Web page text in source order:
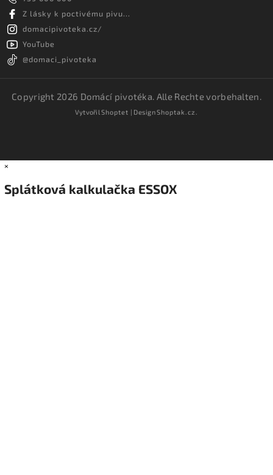
Z lásky k poctivému pivu...
domacipivoteka.cz/
YouTube
@domaci_pivoteka
Copyright 2026 Domácí pivotéka. Alle Rechte vorbehalten.
VytvořilShoptet | DesignShoptak.cz.
×
Splátková kalkulačka ESSOX